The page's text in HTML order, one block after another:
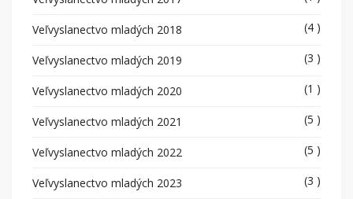
Veľvyslanectvo mladých 2018 (4 )
Veľvyslanectvo mladých 2019 (3 )
Veľvyslanectvo mladých 2020 (1 )
Veľvyslanectvo mladých 2021 (5 )
Veľvyslanectvo mladých 2022 (5 )
Veľvyslanectvo mladých 2023 (3 )